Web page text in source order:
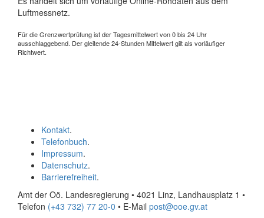
Luftmessnetz.
Für die Grenzwertprüfung ist der Tagesmittelwert von 0 bis 24 Uhr
ausschlaggebend. Der gleitende 24-Stunden Mittelwert gilt als vorläufiger
Richtwert.
Kontakt.
Telefonbuch.
Impressum.
Datenschutz.
Barrierefreiheit.
Amt der Oö. Landesregierung • 4021 Linz, Landhausplatz 1 •
Telefon (+43 732) 77 20-0 • E-Mail post@ooe.gv.at